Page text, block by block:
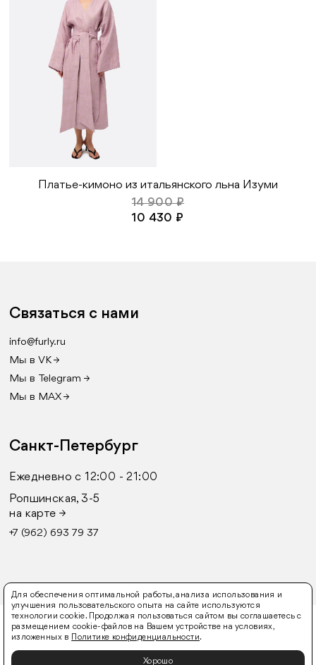
Платье-кимоно из итальянского льна Изуми
14 900 ₽
10 430 ₽
Связаться с нами
info@furly.ru
Мы в VK →
Мы в Telegram →
Мы в MAX →
Санкт-Петербург
Ежедневно с 12:00 - 21:00
Ропшинская, 3-5
на карте →
+7 (962) 693 79 37
Для обеспечения оптимальной работы, анализа использования и
улучшения пользовательского опыта на сайте используются
технологии cookie. Продолжая пользоваться сайтом вы соглашаетесь с
размещением cookie-файлов на Вашем устройстве на условиях,
изложенных в
Политике конфиденциальности.
Хорошо
© 2016-2026 FURLY